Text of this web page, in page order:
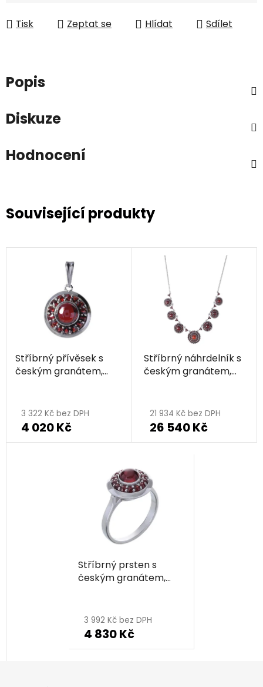
Tisk Zeptat se Hlídat Sdílet
Popis
Diskuze
Hodnocení
Související produkty
Stříbrný přívěsek s
českým granátem,
3 322 Kč bez DPH
4 020 Kč
Stříbrný náhrdelník s
českým granátem,
21 934 Kč bez DPH
26 540 Kč
Stříbrný prsten s
českým granátem,
3 992 Kč bez DPH
4 830 Kč